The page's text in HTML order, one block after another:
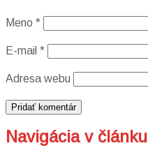
Meno *
E-mail *
Adresa webu
Navigácia v článku